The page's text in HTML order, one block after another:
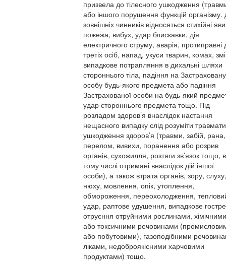
призвела до тілесного ушкодження
або іншого порушення функцій організму.
зовнішніх чинників відносяться стихійні
пожежа, вибух, удар блискавки, дія
електричного струму, аварія, протиправні
третіх осіб, напад, укуси тварин, комах,
випадкове потрапляння в дихальні шляхи
стороннього тіла, падіння на Застраховану
особу будь-якого предмета або падіння
Застрахованої особи на будь-який
удар стороннього предмета тощо. Під
розладом здоров’я внаслідок настання
нещасного випадку слід розуміти
ушкодження здоров’я (травми, забій, рана,
перелом, вивихи, поранення або розрив
органів, сухожилля, розтяги зв’язок тощо, в
тому числі отримані внаслідок дій іншої
особи), а також втрата органів, зору, слуху,
нюху, мовлення, опік, утоплення,
обмороження, переохолодження,
удар, раптове удушення, випадкове гостре
отруєння отруйними рослинами, хімічними
або токсичними речовинами
або побутовими), газоподібними
ліками, недоброякісними харчовими
продуктами) тощо.